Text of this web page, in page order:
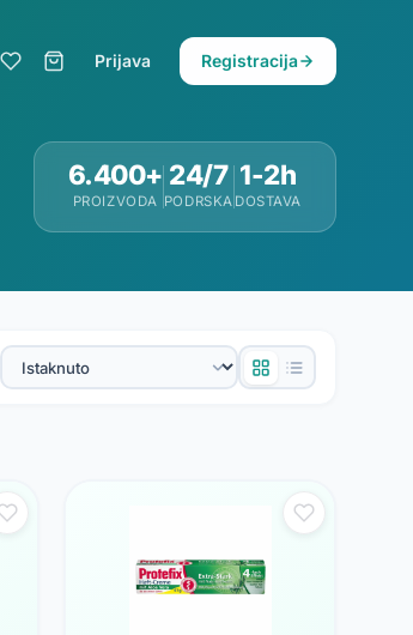
Prijava Registracija
6.400+
PROIZVODA
24/7
PODRSKA
1-2h
DOSTAVA